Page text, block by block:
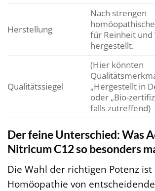
Herstellung
Nach strengen
für Reinheit
hergestellt.
Qualitätssiegel
(Hier könnten
„Hergestellt in
oder „Bio-
falls zutreffend)
Der feine Unterschied: Was
Nitricum C12 so besonders
Die Wahl der richtigen Potenz
Homöopathie von